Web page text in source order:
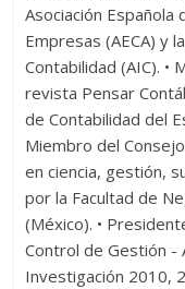
Asociación Española
Empresas (AECA) y
Contabilidad (AIC). •
revista Pensar
de Contabilidad del
Miembro del
en ciencia, gestión,
por la Facultad de
(México). •
Control de Gestión -
Investigación 2010,